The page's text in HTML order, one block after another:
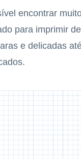
encontrar
para imprimir
e delicadas